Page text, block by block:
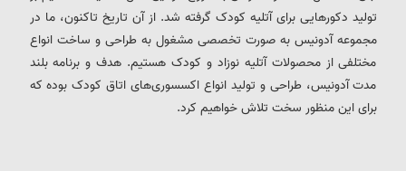
تولید دکورهایی برای آتلیه کودک گرفته شد. از آن تاریخ تاکنون، ما در
مجموعه آدونیس به صورت تخصصی مشغول به طراحی و ساخت انواع
مختلفی از محصولات آتلیه نوزاد و کودک هستیم. هدف و برنامه بلند
مدت آدونیس، طراحی و تولید انواع اکسسوری‌های اتاق کودک بوده که
برای این منظور سخت تلاش خواهیم کرد.